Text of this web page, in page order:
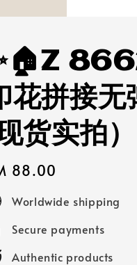
花拼接无
货实拍）
88.00
Worldwide shipping
Secure payments
Authentic products